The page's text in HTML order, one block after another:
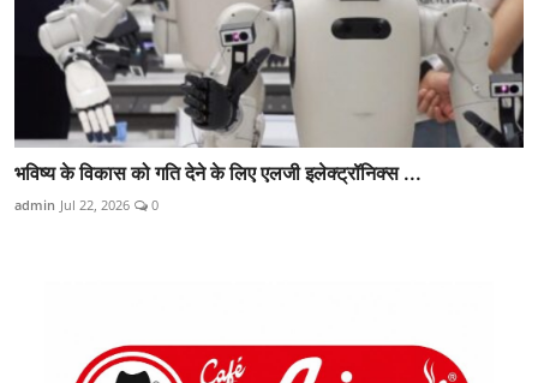
भविष्य के विकास को गति देने के लिए एलजी इलेक्ट्रॉनिक्स ...
admin Jul 22, 2026 0